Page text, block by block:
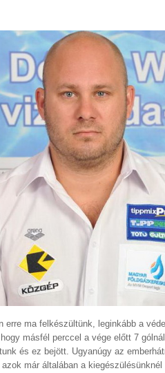
ma felkészültünk, leginkább a
másfél perccel a vége előtt 7
és ez bejött. Ugyanúgy az
már általában a kiegészülésünknél